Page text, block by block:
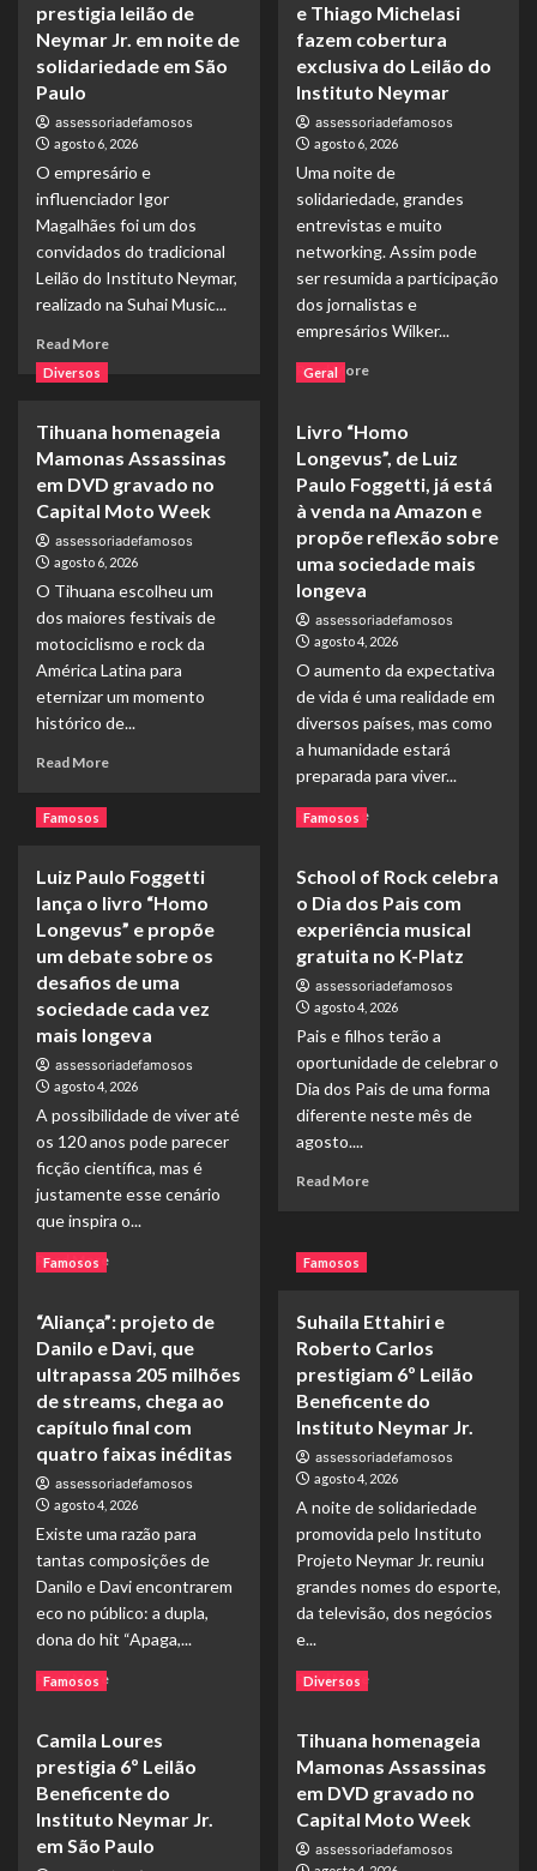
prestigia leilão de
Neymar Jr. em noite de
solidariedade em São
Paulo
assessoriadefamosos
agosto 6, 2026
O empresário e
influenciador Igor
Magalhães foi um dos
convidados do tradicional
Leilão do Instituto Neymar,
realizado na Suhai Music...
Read MoreRead
Magalhães
prestigia
de
Neymar
Jr.
em
noite
de
solidariedade
São
Paulo
e Thiago Michelasi
fazem cobertura
exclusiva do Leilão do
Instituto Neymar
assessoriadefamosos
agosto 6, 2026
Uma noite de
solidariedade, grandes
entrevistas e muito
networking. Assim pode
ser resumida a participação
dos jornalistas e
empresários Wilker...
Read MoreRead
Wilker
Manoel
Soares
Michelasi
fazem
exclusiva
do
Leilão
Instituto
Neymar
Diversos
Tihuana homenageia
Mamonas Assassinas
em DVD gravado no
Capital Moto Week
assessoriadefamosos
agosto 6, 2026
O Tihuana escolheu um
dos maiores festivais de
motociclismo e rock da
América Latina para
eternizar um momento
histórico de...
Read MoreRead
Mamonas
Assassinas
em
DVD
gravado
no
Capital
Moto
Week
Geral
Livro “Homo
Longevus”, de Luiz
Paulo Foggetti, já está
à venda na Amazon e
propõe reflexão sobre
uma sociedade mais
longeva
assessoriadefamosos
agosto 4, 2026
O aumento da expectativa
de vida é uma realidade em
diversos países, mas como
a humanidade estará
preparada para viver...
Read MoreRead
Livro
“Homo
Longevus”,
Paulo
Foggetti,
já
está
à
venda
e
mais
Famosos
Luiz Paulo Foggetti
lança o livro “Homo
Longevus” e propõe
um debate sobre os
desafios de uma
sociedade cada vez
mais longeva
assessoriadefamosos
agosto 4, 2026
A possibilidade de viver até
os 120 anos pode parecer
ficção científica, mas é
justamente esse cenário
que inspira o...
Read MoreRead
Luiz
Paulo
Foggetti
livro
“Homo
Longevus”
e
propõe
sobre
os
desafios
cada
vez
longeva
Famosos
School of Rock celebra
o Dia dos Pais com
experiência musical
gratuita no K-Platz
assessoriadefamosos
agosto 4, 2026
Pais e filhos terão a
oportunidade de celebrar o
Dia dos Pais de uma forma
diferente neste mês de
agosto....
Read MoreRead
celebra
Dia
dos
Pais
com
experiência
musical
no
K-
Platz
Famosos
“Aliança”: projeto de
Danilo e Davi, que
ultrapassa 205 milhões
de streams, chega ao
capítulo final com
quatro faixas inéditas
assessoriadefamosos
agosto 4, 2026
Existe uma razão para
tantas composições de
Danilo e Davi encontrarem
eco no público: a dupla,
dona do hit “Apaga,...
Read MoreRead
“Aliança”:
projeto
de
Danilo
Davi,
Famosos
Suhaila Ettahiri e
Roberto Carlos
prestigiam 6º Leilão
Beneficente do
Instituto Neymar Jr.
assessoriadefamosos
agosto 4, 2026
A noite de solidariedade
promovida pelo Instituto
Projeto Neymar Jr. reuniu
grandes nomes do esporte,
da televisão, dos negócios
e...
Read MoreRead
Suhaila
Ettahiri
e
Roberto
prestigiam
Famosos
Camila Loures
prestigia 6º Leilão
Beneficente do
Instituto Neymar Jr.
em São Paulo
Diversos
Tihuana homenageia
Mamonas Assassinas
em DVD gravado no
Capital Moto Week
assessoriadefamosos